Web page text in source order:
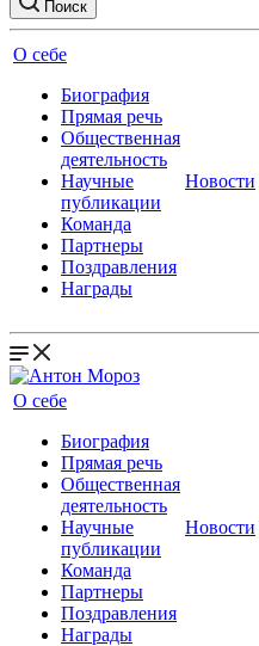
Поиск
О себе
Биография
Прямая речь
Общественная
деятельность
Научные
публикации
Команда
Партнеры
Поздравления
Награды
Новости
О себе
Биография
Прямая речь
Общественная
деятельность
Научные
публикации
Команда
Партнеры
Поздравления
Награды
Новости